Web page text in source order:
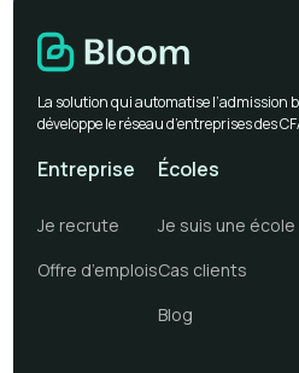
La solution qui automatise l’admission
développe le réseau d’entreprises des
Entreprise
Je recrute
Offre d’emplois
Écoles
Je suis une école
Cas clients
Blog